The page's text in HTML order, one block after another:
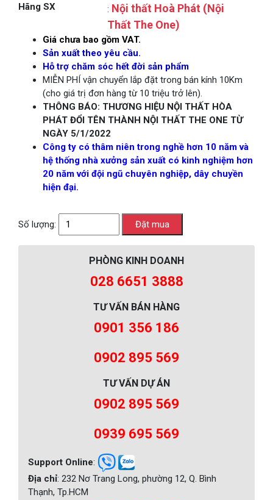
Hãng SX
: Nội thất Hoà Phát (Nội
Thất The One)
Giá chưa bao gồm VAT.
Sản xuất theo yêu cầu.
Hỗ trợ chăm sóc hết đời sản phẩm
MIỄN PHÍ vận chuyển lắp đặt trong bán kính 10Km
(cho giá trị đơn hàng từ 10 triệu trở lên).
THÔNG BÁO: THƯƠNG HIỆU NỘI THẤT HÒA
PHÁT ĐỔI TÊN THÀNH NỘI THẤT THE ONE TỪ
NGÀY 5/1/2022
Công ty có thâm niên trong nghề hơn 10 năm và
hệ thống nhà xưởng sản xuất có kinh nghiệm hơn
20 năm với đội ngũ chuyên nghiệp, dây chuyền
hiện đại.
Số lượng:
PHÒNG KINH DOANH
028 6651 3888
TƯ VẤN BÁN HÀNG
0901 356 186
0902 895 569
TƯ VẤN DỰ ÁN
0902 895 569
0939 695 569
Support Online:
Địa chỉ: 232 Nơ Trang Long, phường 12, Q. Bình
Thạnh, Tp.HCM